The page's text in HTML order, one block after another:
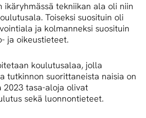
ikäryhmässä tekniikan ala oli niin
Toiseksi suosituin oli
ja kolmanneksi suosituin
ja oikeustieteet.
koulutusalaa, jolla
tutkinnon suorittaneista naisia on
2023 tasa-aloja olivat
sekä luonnontieteet.